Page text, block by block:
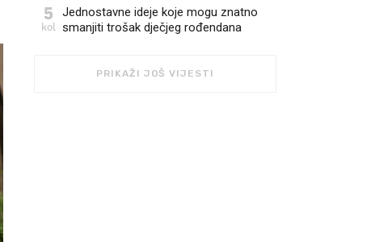
5
kol
Jednostavne ideje koje mogu znatno
smanjiti trošak dječjeg rođendana
PRIKAŽI JOŠ VIJESTI